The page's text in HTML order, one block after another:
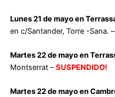
Lunes 21 de mayo en
en c/Santander, Torre -Sana. –
Martes 22 de mayo en
Montserrat –SUSPENDIDO!
Martes 22 de mayo en